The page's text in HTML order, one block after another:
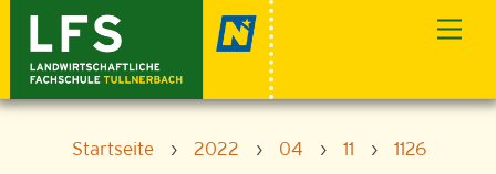
content
Startseite › 2022 › 04 › 11 › 1126